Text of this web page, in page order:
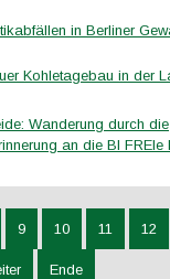
in Berliner
Kohletagebau in der
Wanderung durch die
an die BI FREIe
9 10 11 12
Ende